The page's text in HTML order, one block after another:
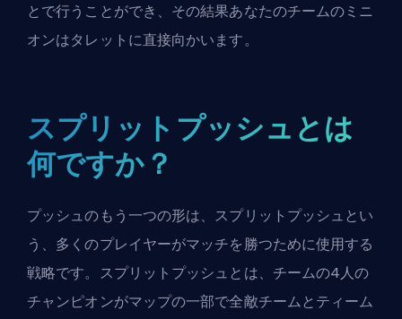
とで行うことができ、その結果あなたのチームのミニ
オンはタレットに直接向かいます。
スプリットプッシュとは
何ですか？
プッシュのもう一つの形は、スプリットプッシュとい
う、多くのプレイヤーがマッチを勝つために使用する
戦略です。スプリットプッシュとは、チームの4人の
チャンピオンがマップの一部で全敵チームとティーム